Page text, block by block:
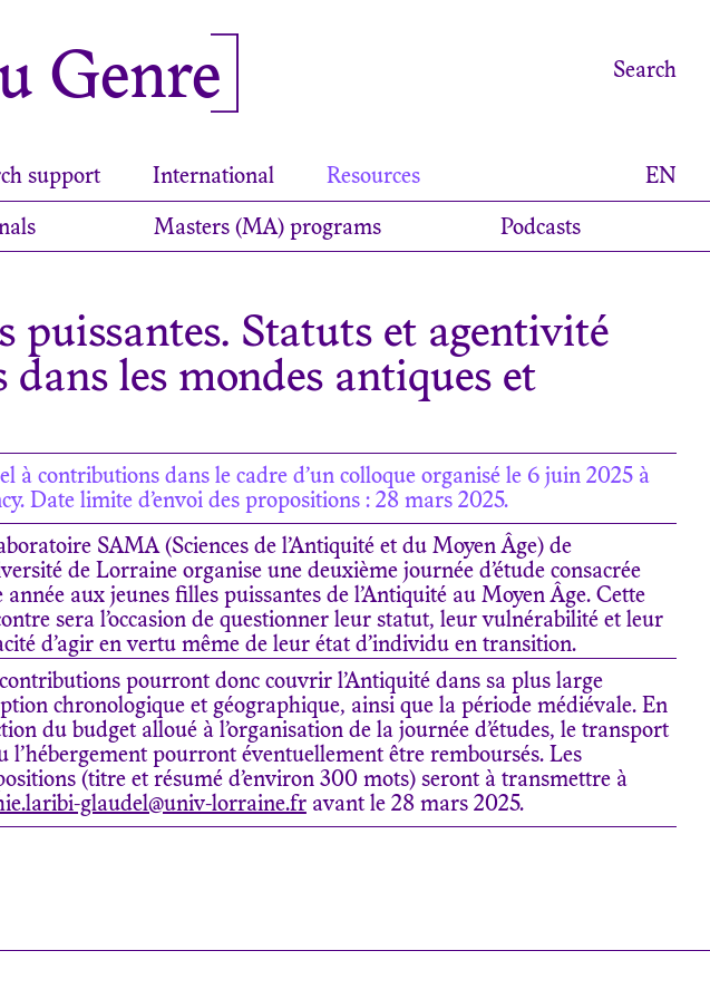
Genre Search
support International Resources EN
Masters (MA) programs Podcasts
puissantes. Statuts et agentivité
dans les mondes antiques et
à contributions dans le cadre d’un colloque organisé le 6 juin 2025 à
Date limite d’envoi des propositions : 28 mars 2025.
SAMA (Sciences de l’Antiquité et du Moyen Âge) de
de Lorraine organise une deuxième journée d’étude consacrée
année aux jeunes filles puissantes de l’Antiquité au Moyen Âge. Cette
sera l’occasion de questionner leur statut, leur vulnérabilité et leur
d’agir en vertu même de leur état d’individu en transition.
pourront donc couvrir l’Antiquité dans sa plus large
chronologique et géographique, ainsi que la période médiévale. En
du budget alloué à l’organisation de la journée d’études, le transport
l’hébergement pourront éventuellement être remboursés. Les
(titre et résumé d’environ 300 mots) seront à transmettre à
glaudel@univ-lorraine.fravant le 28 mars 2025.